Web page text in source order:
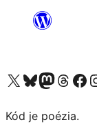
Navštívte náš účet na X (predtým Twitter)
Navštívte náš účet na platforme Bluesky
Navštívte náš účet
Navštívte náš účet na
Navštívte
Kód je poézia.